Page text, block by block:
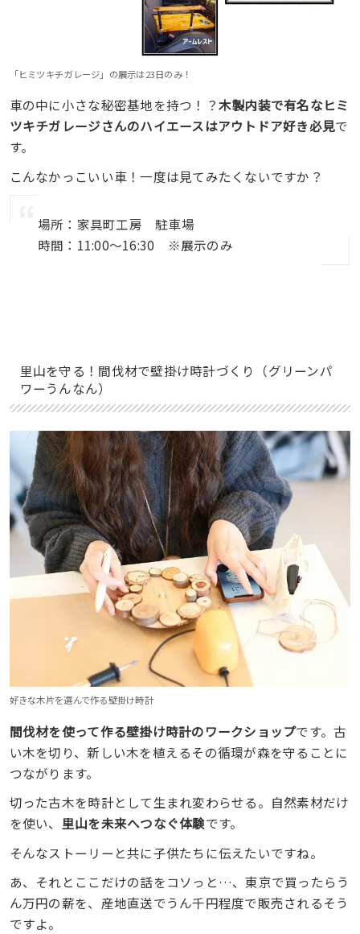
「ヒミツキチガレージ」の展示は23日のみ！
車の中に小さな秘密基地を持つ！？木製内装で有名なヒミ
ツキチガレージさんのハイエースはアウトドア好き必見で
す。
こんなかっこいい車！一度は見てみたくないですか？
場所：家具町工房 駐車場
時間：11:00〜16:30 ※展示のみ
里山を守る！間伐材で壁掛け時計づくり（グリーンパ
ワーうんなん）
好きな木片を選んで作る壁掛け時計
間伐材を使って作る壁掛け時計のワークショップです。古
い木を切り、新しい木を植えるその循環が森を守ることに
つながります。
切った古木を時計として生まれ変わらせる。自然素材だけ
を使い、 里山を未来へつなぐ体験です。
そんなストーリーと共に子供たちに伝えたいですね。
あ、それとここだけの話をコソっと…、東京で買ったらう
ん万円の薪を、産地直送でうん千円程度で販売されるそう
ですよ。